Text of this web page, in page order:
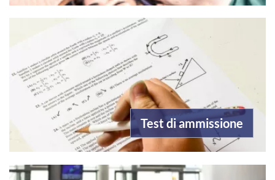
Test di ammissione